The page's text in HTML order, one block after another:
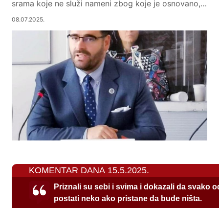
srama koje ne služi nameni zbog koje je osnovano,…
08.07.2025.
KOMENTAR DANA 15.5.2025.
Priznali su sebi i svima i dokazali da svako
postati neko ako pristane da bude ništa.